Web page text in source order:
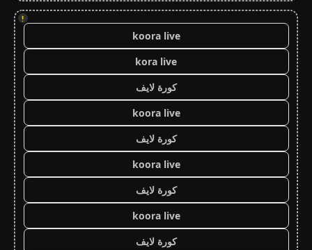
!
koora live
kora live
كورة لايف
koora live
كورة لايف
koora live
كورة لايف
koora live
كورة لايف